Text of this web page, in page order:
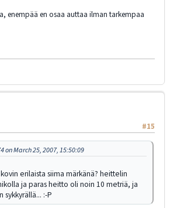
enempää en osaa auttaa ilman tarkempaa
#15
on March 25, 2007, 15:50:09
erilaista siima märkänä? heittelin
ja paras heitto oli noin 10 metriä, ja
sykkyrällä... :-P